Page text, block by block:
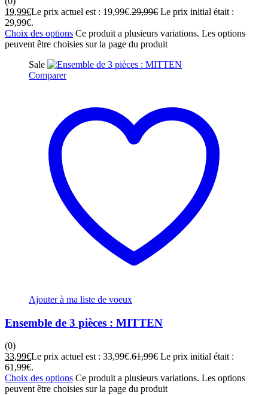
19,99€Le prix actuel est : 19,99€.29,99€ Le prix initial était :
29,99€.
Choix des options Ce produit a plusieurs variations. Les options
peuvent être choisies sur la page du produit
Sale
Comparer
Ajouter à ma liste de voeux
Ensemble de 3 pièces : MITTEN
(0)
33,99€Le prix actuel est : 33,99€.61,99€ Le prix initial était :
61,99€.
Choix des options Ce produit a plusieurs variations. Les options
peuvent être choisies sur la page du produit